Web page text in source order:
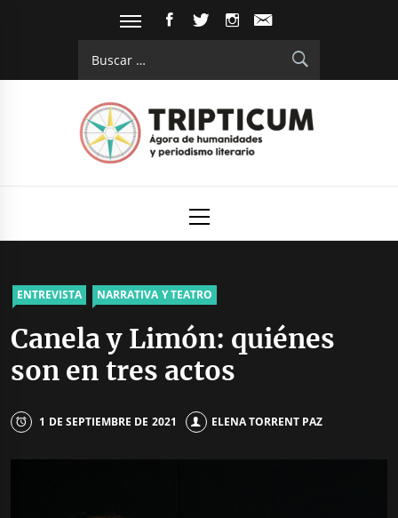
FACEBOOKTWITTERINSTAGRAM
principal
ENTREVISTA NARRATIVA Y TEATRO
Canela y Limón: quiénes
son en tres actos
1 DE SEPTIEMBRE DE 2021 ELENA TORRENT PAZ